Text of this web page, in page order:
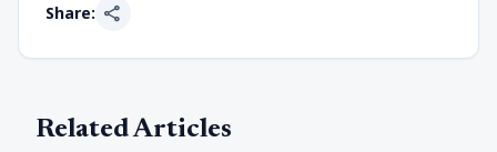
Share: share
Related Articles